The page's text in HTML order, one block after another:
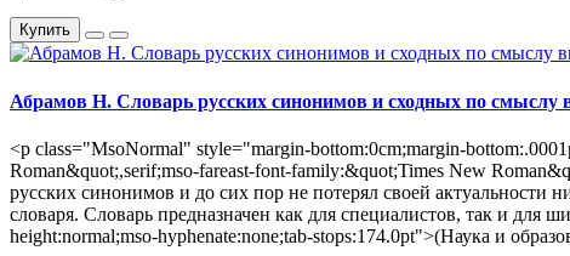
Купить
Абрамов Н. Словарь русских синонимов и сходных по смыслу
<p class="MsoNormal" style="margin-bottom:0cm;margin-
Roman&quot;,serif;mso-fareast-font-family:&quot;Times New
русских синонимов и до сих пор не потерял своей
словаря. Словарь предназначен как для специалистов, так и для
height:normal;mso-hyphenate:none;tab-stops:174.0pt">(Наука и